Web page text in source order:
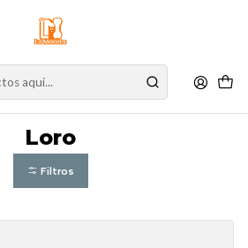
es independiente de la tienda física.
sus productos y espere nuestra
Exóticos
Loro
Filtros